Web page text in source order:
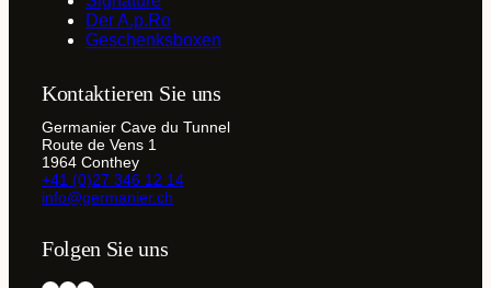
Der A.p.Ro
Geschenksboxen
Kontaktieren Sie uns
Germanier Cave du Tunnel
Route de Vens 1
1964 Conthey
+41 (0)27 346 12 14
info@germanier.ch
Folgen Sie uns